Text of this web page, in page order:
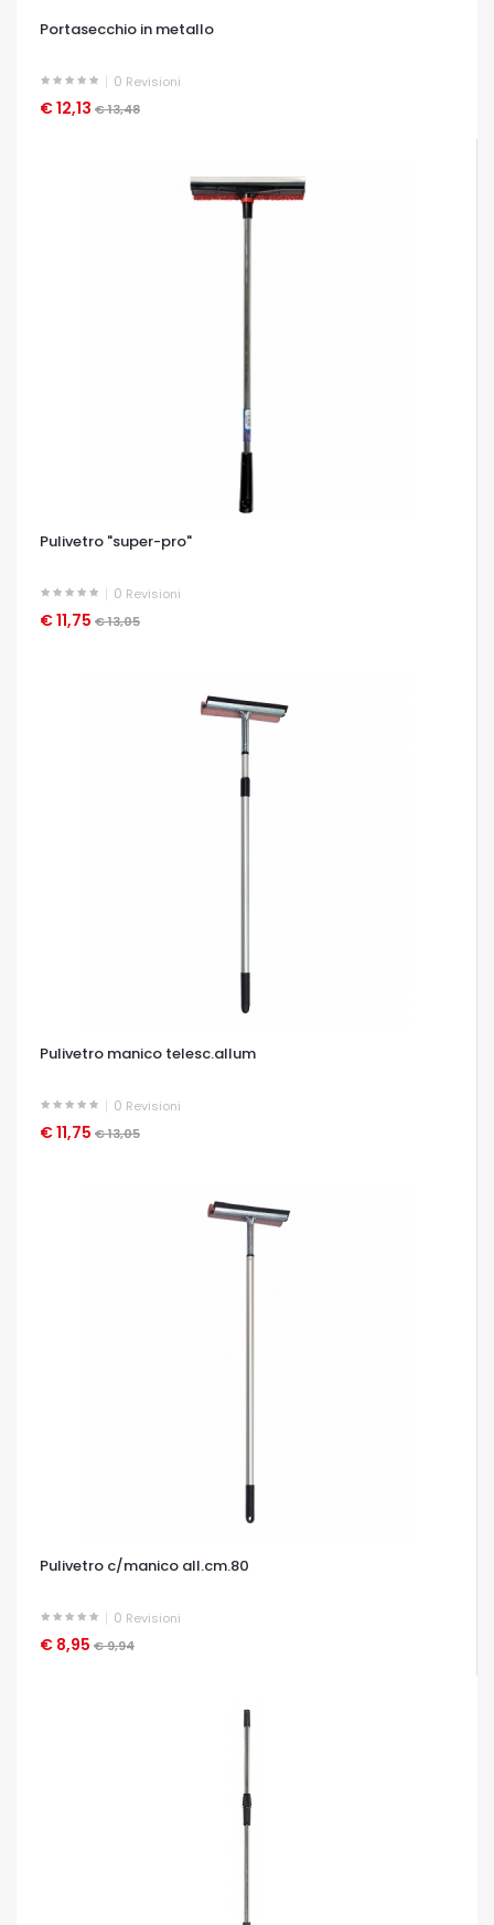
Portasecchio in metallo
0 Revisioni
€ 12,13 € 13,48
OCCHIATA VELOCE
Pulivetro "super-pro"
0 Revisioni
€ 11,75 € 13,05
OCCHIATA VELOCE
Pulivetro manico telesc.allum
0 Revisioni
€ 11,75 € 13,05
OCCHIATA VELOCE
Pulivetro c/manico all.cm.80
0 Revisioni
€ 8,95 € 9,94
OCCHIATA VELOCE